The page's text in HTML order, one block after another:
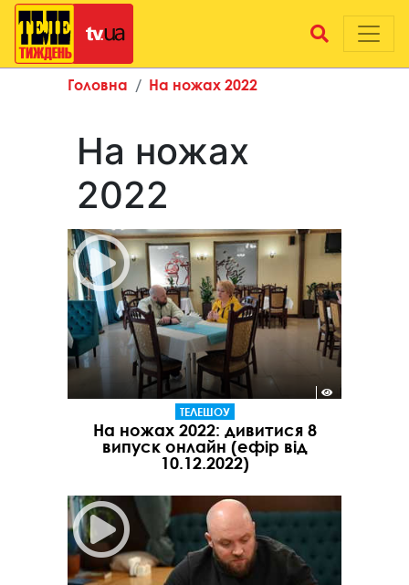
Головна На ножах 2022
На ножах
2022
ТЕЛЕШОУ
На ножах 2022: дивитися 8
випуск онлайн (ефір від
10.12.2022)